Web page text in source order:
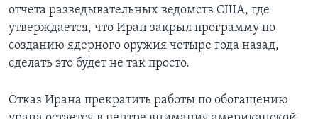
АМЕРИКА. БОЛЬШОЕ ПУТЕШЕСТВИЕ
ПОДПИСКА НА НОВОСТИ
Learning English
отчета разведывательных ведомств США, где
утверждается, что Иран закрыл программу по
созданию ядерного оружия четыре года назад,
сделать это будет не так просто.
Отказ Ирана прекратить работы по обогащению